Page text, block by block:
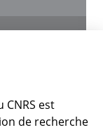
est
de recherche